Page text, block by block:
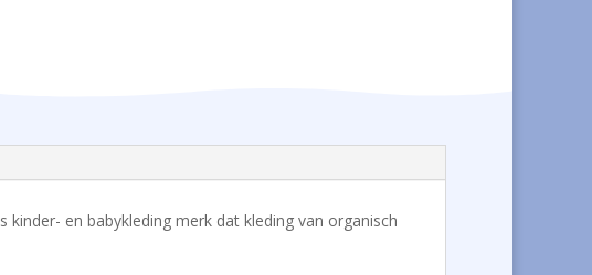
kinder- en babykleding merk dat kleding van organisch